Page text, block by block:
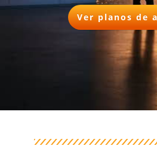
Ver planos de